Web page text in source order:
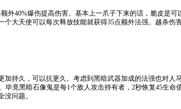
外40%爆伤提高伤害。基本上一爪子下来的话，脆皮是可
大天使可以每次释放技能就获得35点额外法强。越杀伤
持久，可以抗更久。考虑到黑暗武器加成的法强也对人
毕竟黑暗石像鬼是每1个敌人攻击持有者，2秒恢复45生
问题。